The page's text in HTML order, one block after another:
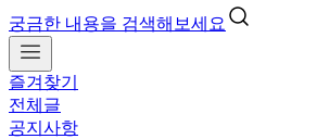
궁금한 내용을 검색해보세요
즐겨찾기
전체글
공지사항